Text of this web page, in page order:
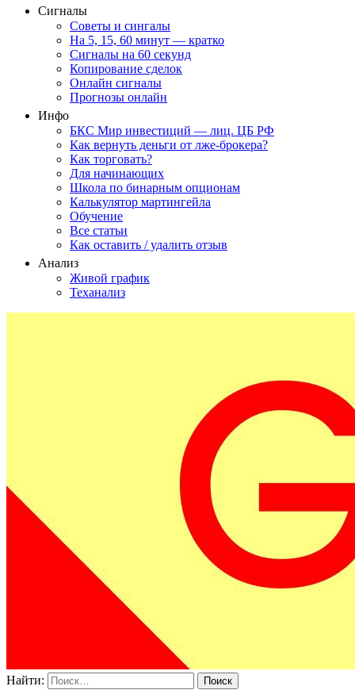
Сигналы
Советы и сингалы
На 5, 15, 60 минут — кратко
Сигналы на 60 секунд
Копирование сделок
Онлайн сигналы
Прогнозы онлайн
Инфо
БКС Мир инвестиций — лиц. ЦБ РФ
Как вернуть деньги от лже-брокера?
Как торговать?
Для начинающих
Школа по бинарным опционам
Калькулятор мартингейла
Обучение
Все статьи
Как оставить / удалить отзыв
Анализ
Живой график
Теханализ
Найти: